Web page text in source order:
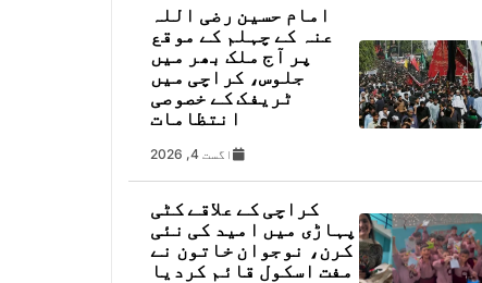
امام حسین رضی اللہ
عنہ کے چہلم کے موقع
پر آج ملک بھر میں
جلوس، کراچی میں
ٹریفک کے خصوصی
انتظامات
اگست 4, 2026
کراچی کے علاقے کٹی
پہاڑی میں امید کی نئی
کرن، نوجوان خاتون نے
مفت اسکول قائم کردیا